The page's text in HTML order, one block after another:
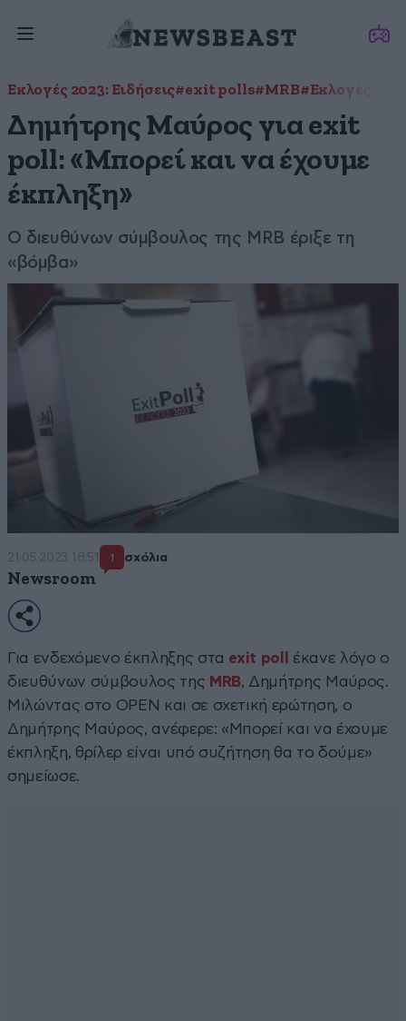
Εκλογές 2023: Ειδήσεις#exit polls#MRB#Εκλογές
Δημήτρης Μαύρος για exit
poll: «Μπορεί και να έχουμε
έκπληξη»
Ο διευθύνων σύμβουλος της MRB έριξε τη
«βόμβα»
21·05·2023 18:51 1 σχόλια
Newsroom
Για ενδεχόμενο έκπληξης στα exit poll
έκανε λόγο ο
διευθύνων σύμβουλος της MRB, Δημήτρης Μαύρος.
Μιλώντας στο OPEN και σε σχετική ερώτηση, ο
Δημήτρης Μαύρος, ανέφερε: «Μπορεί και να έχουμε
έκπληξη, θρίλερ είναι υπό συζήτηση θα το δούμε»
σημείωσε.